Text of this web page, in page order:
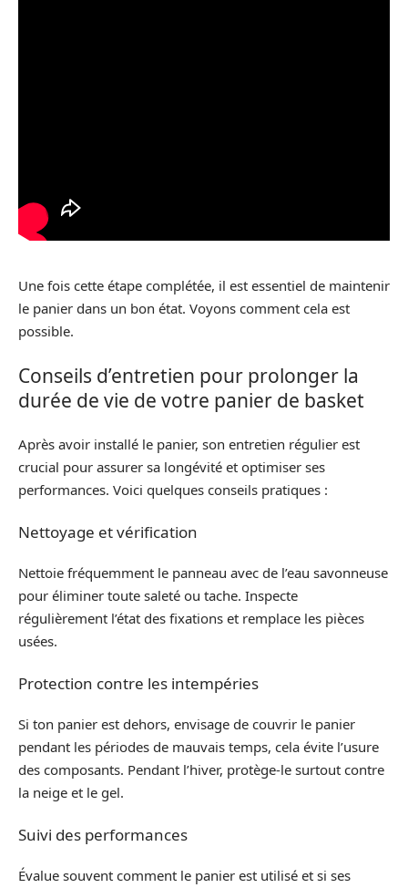
Une fois cette étape complétée, il est essentiel de maintenir
le panier dans un bon état. Voyons comment cela est
possible.
Conseils d’entretien pour prolonger la
durée de vie de votre panier de basket
Après avoir installé le panier, son entretien régulier est
crucial pour assurer sa longévité et optimiser ses
performances. Voici quelques conseils pratiques :
Nettoyage et vérification
Nettoie fréquemment le panneau avec de l’eau savonneuse
pour éliminer toute saleté ou tache. Inspecte
régulièrement l’état des fixations et remplace les pièces
usées.
Protection contre les intempéries
Si ton panier est dehors, envisage de couvrir le panier
pendant les périodes de mauvais temps, cela évite l’usure
des composants. Pendant l’hiver, protège-le surtout contre
la neige et le gel.
Suivi des performances
Évalue souvent comment le panier est utilisé et si ses